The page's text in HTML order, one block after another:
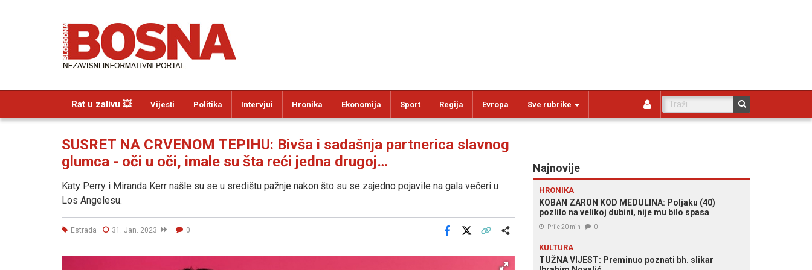
Rat u zalivu 💥 Vijesti Politika Intervjui Hronika Ekonomija Sport Regija Evropa Sve rubrike
SUSRET NA CRVENOM TEPIHU: Bivša i sadašnja partnerica slavnog
glumca - oči u oči, imale su šta reći jedna drugoj…
Katy Perry i Miranda Kerr našle su se u središtu pažnje nakon što su se zajedno pojavile na gala večeri u
Los Angelesu.
Estrada 31. Jan. 2023 0
Facebook
Najnovije
HRONIKA
KOBAN ZARON KOD MEDULINA: Poljaku (40)
pozlilo na velikoj dubini, nije mu bilo spasa
Prije 20 min 0
KULTURA
TUŽNA VIJEST: Preminuo poznati bh. slikar